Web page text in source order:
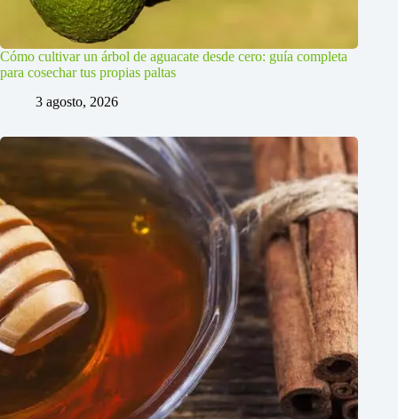
Cómo cultivar un árbol de aguacate desde cero: guía completa
para cosechar tus propias paltas
3 agosto, 2026